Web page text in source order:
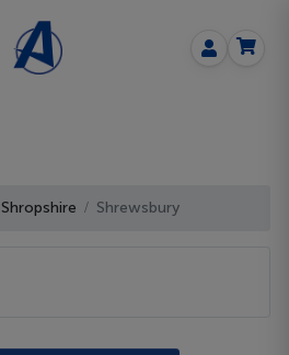
Shropshire Shrewsbury